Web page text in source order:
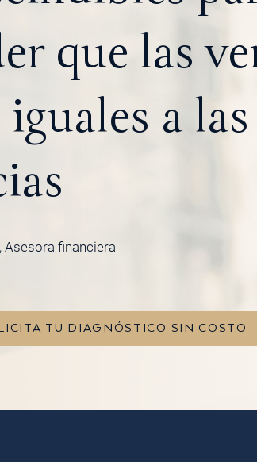
que las
a las
, Asesora financiera
TU DIAGNÓSTICO SIN COSTO